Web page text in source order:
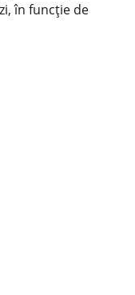
în funcţie de